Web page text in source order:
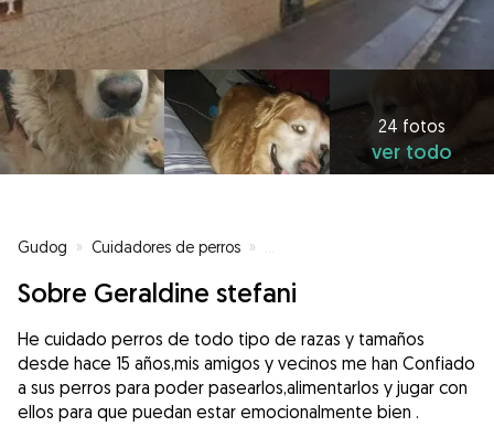
24 fotos
ver todo
Gudog » Cuidadores de perros »
Sobre Geraldine stefani
He cuidado perros de todo tipo de razas y tamaños
desde hace 15 años,mis amigos y vecinos me han Confiado
a sus perros para poder pasearlos,alimentarlos y jugar con
ellos para que puedan estar emocionalmente bien .